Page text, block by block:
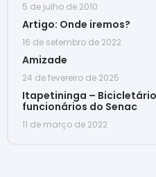
5 de julho de 2010
Artigo: Onde iremos?
16 de setembro de 2022
Amizade
24 de fevereiro de 2025
Itapetininga –
funcionários do Senac
11 de março de 2022